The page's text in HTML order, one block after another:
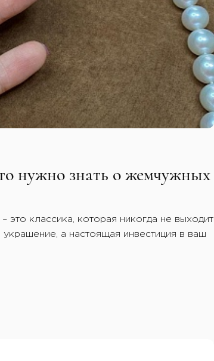
нужно знать о жемчужных
классика, которая никогда не выходит
а настоящая инвестиция в ваш